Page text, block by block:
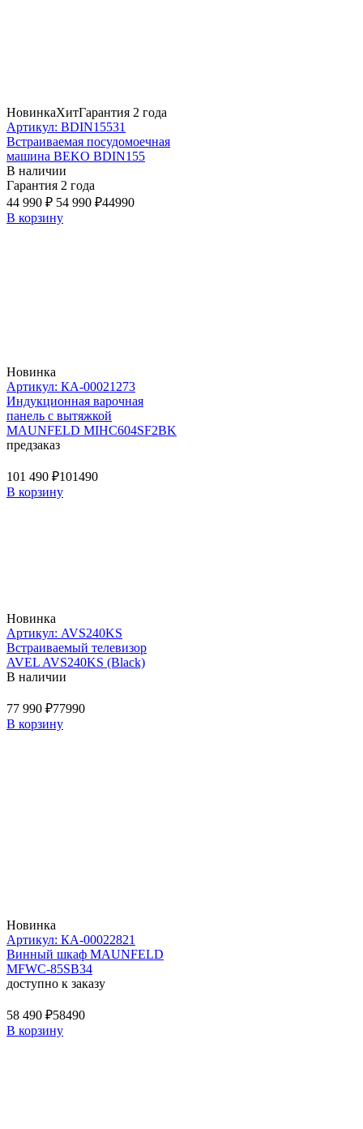
НовинкаХитГарантия 2 года
Артикул: BDIN15531
Встраиваемая посудомоечная
машина BEKO BDIN155
В наличии
Гарантия 2 года
44 990 ₽ 54 990 ₽44990
В корзину
Новинка
Артикул: КА-00021273
Индукционная варочная
панель с вытяжкой
MAUNFELD MIHC604SF2BK
предзаказ
101 490 ₽101490
В корзину
Новинка
Артикул: AVS240KS
Встраиваемый телевизор
AVEL AVS240KS (Black)
В наличии
77 990 ₽77990
В корзину
Новинка
Артикул: КА-00022821
Винный шкаф MAUNFELD
MFWC-85SB34
доступно к заказу
58 490 ₽58490
В корзину